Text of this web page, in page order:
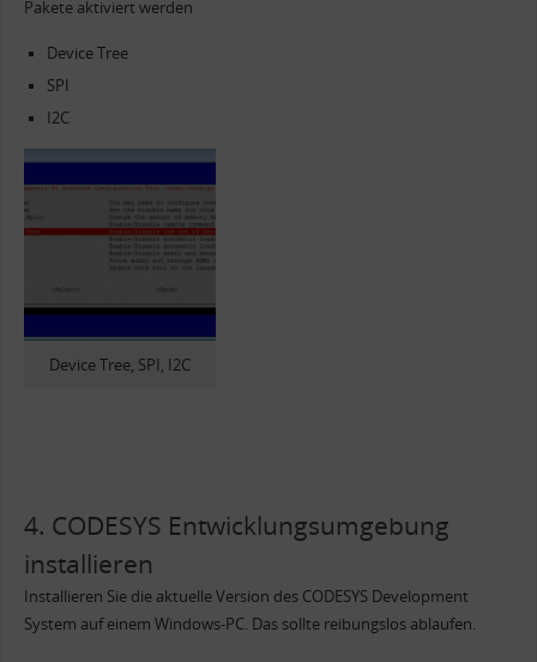
Pakete aktiviert werden
Device Tree
SPI
I2C
Device Tree, SPI, I2C
4. CODESYS Entwicklungsumgebung
installieren
Installieren Sie die aktuelle Version des CODESYS Development
System auf einem Windows-PC. Das sollte reibungslos ablaufen.